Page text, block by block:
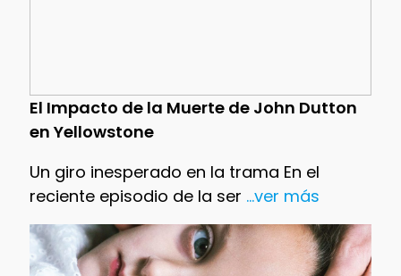
El Impacto de la Muerte de John Dutton
en Yellowstone
Un giro inesperado en la trama En el
reciente episodio de la ser ...ver más